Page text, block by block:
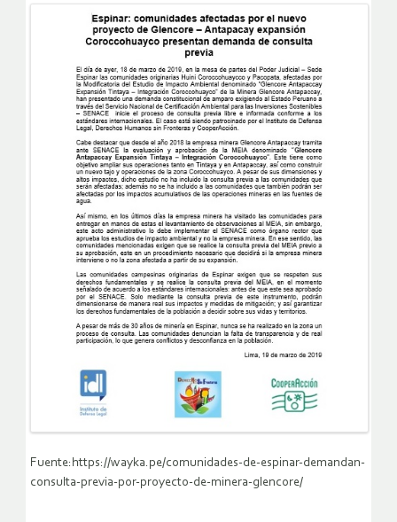
Fuente:https://wayka.pe/comunidades-de-espinar-demandan-
consulta-previa-por-proyecto-de-minera-glencore/